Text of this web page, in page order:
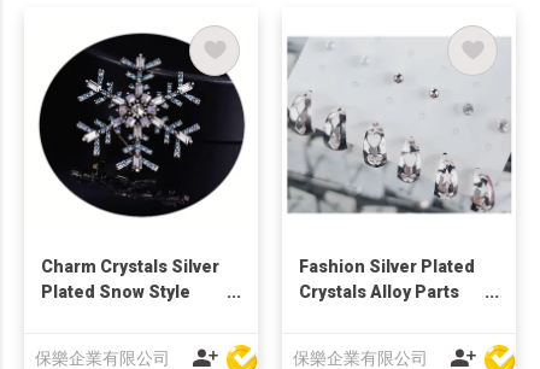
Charm Crystals Silver
Plated Snow Style
保樂企業有限公司
Fashion Silver Plated
Crystals Alloy Parts
保樂企業有限公司